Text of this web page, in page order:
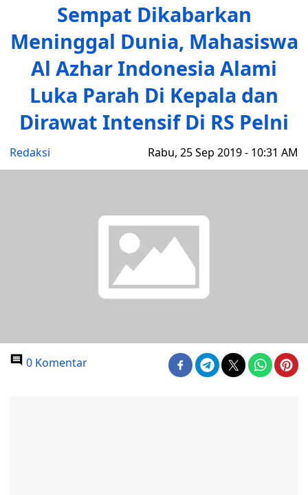
Sempat Dikabarkan
Meninggal Dunia, Mahasiswa
Al Azhar Indonesia Alami
Luka Parah Di Kepala dan
Dirawat Intensif Di RS Pelni
Redaksi Rabu, 25 Sep 2019 - 10:31 AM
0 Komentar